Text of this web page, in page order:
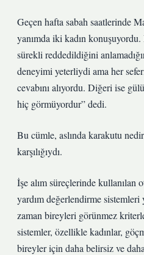
Geçen hafta sabah saatlerinde
yanımda iki kadın
sürekli reddedildiğini
deneyimi yeterliydi ama her
cevabını alıyordu. Diğeri ise
hiç görmüyordur” dedi.
Bu cümle, aslında karakutu
karşılığıydı.
İşe alım süreçlerinde kullanılan
yardım değerlendirme
zaman bireyleri görünmez
sistemler, özellikle kadınlar,
bireyler için daha belirsiz ve